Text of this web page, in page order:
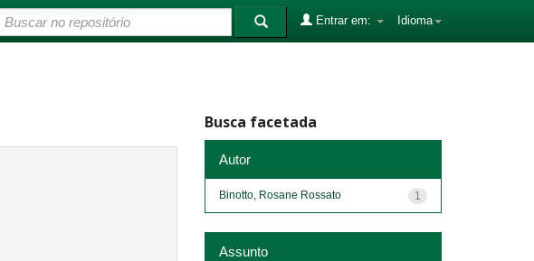
Idioma
Entrar em:
Busca facetada
Autor
1
Binotto, Rosane Rossato
Assunto